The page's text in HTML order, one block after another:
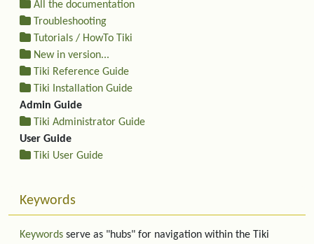
All the documentation
Troubleshooting
Tutorials / HowTo Tiki
New in version...
Tiki Reference Guide
Tiki Installation Guide
Admin Guide
Tiki Administrator Guide
User Guide
Tiki User Guide
Keywords
Keywords serve as "hubs" for navigation within the Tiki